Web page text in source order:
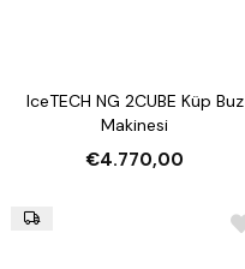
IceTECH NG 2CUBE Küp Buz
Makinesi
€4.770,00